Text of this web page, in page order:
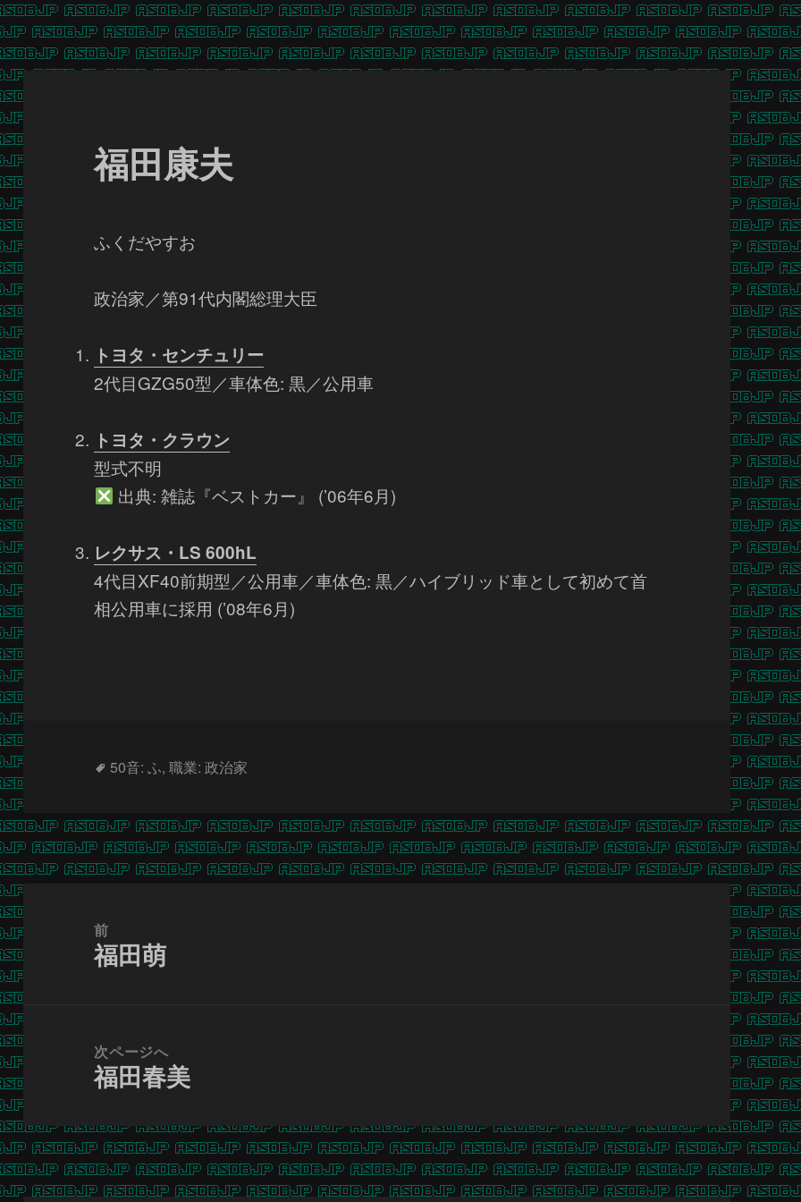
福田康夫
ふくだやすお
政治家／第91代内閣総理大臣
トヨタ・センチュリー
2代目GZG50型／車体色: 黒／公用車
トヨタ・クラウン
型式不明
出典: 雑誌『ベストカー』 (’06年6月)
レクサス・LS 600hL
4代目XF40前期型／公用車／車体色: 黒／ハイブリッド車として初めて首
相公用車に採用 (’08年6月)
タ
50音: ふ,職業: 政治家
投
稿
ナ
ビ
ゲ
ー
シ
ョ
ン
前
前
福田萌
次ページへ
次
投
稿:
福田春美